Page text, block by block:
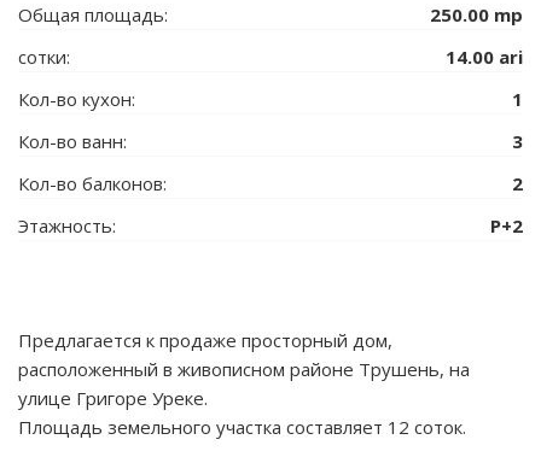
Общая площадь:
250.00 mp
сотки:
14.00 ari
Кол-во кухон:
1
Кол-во ванн:
3
Кол-во балконов:
2
Этажность:
P+2
Предлагается к продаже просторный дом,
расположенный в живописном районе Трушень, на
улице Григоре Уреке.
Площадь земельного участка составляет 12 соток.